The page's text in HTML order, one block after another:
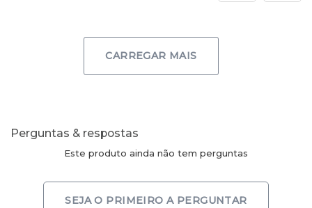
CARREGAR MAIS
Perguntas & respostas
Este produto ainda não tem perguntas
SEJA O PRIMEIRO A PERGUNTAR